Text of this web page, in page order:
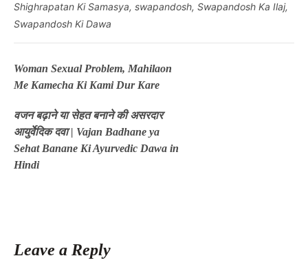
Shighrapatan Ki Samasya, swapandosh, Swapandosh Ka Ilaj,
Swapandosh Ki Dawa
Post
Woman Sexual Problem, Mahilaon
Me Kamecha Ki Kami Dur Kare
वजन बढ़ाने या सेहत बनाने की असरदार
आयुर्वेदिक दवा | Vajan Badhane ya
Sehat Banane Ki Ayurvedic Dawa in
Hindi
Leave a Reply